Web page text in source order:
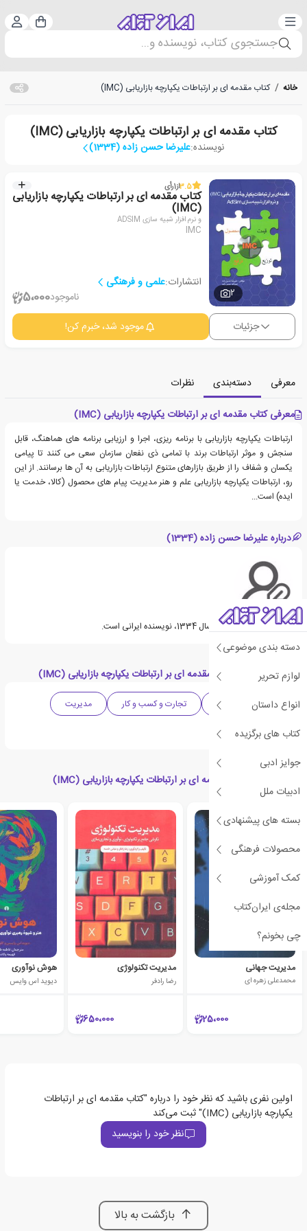
دسته‌بندی سبد
جستجوی کتاب، نویسنده و...
دسته بندی موضوعی
لوازم تحریر
انواع داستان
کتاب های برگزیده
جوایز ادبی
ادبیات ملل
بسته های پیشنهادی
محصولات فرهنگی
کمک آموزشی
مجله‌ی ایران‌کتاب
چی بخونم؟
خانه / کتاب مقدمه ای بر ارتباطات یکپارچه بازاریابی (IMC)
کتاب مقدمه ای بر ارتباطات یکپارچه بازاریابی (IMC)
نویسنده:علیرضا حسن زاده (1334)
2
3.5از1رأی
کتاب مقدمه ای بر ارتباطات یکپارچه بازاریابی
(IMC)
و نرم افزار شبیه سازی ADSIM
IMC
انتشارات:علمی و فرهنگی
ناموجود5،000
جزئیات موجود شد، خبرم کن!
معرفی دسته‌بندی
نظرات
معرفی کتاب مقدمه ای بر ارتباطات یکپارچه بازاریابی (IMC)
ارتباطات یکپارچه بازاریابی با برنامه ریزی، اجرا و ارزیابی برنامه های هماهنگ، قابل
سنجش و موثر ارتباطات برند با تمامی ذی نفعان سازمان سعی می کنند تا پیامی
یکسان و شفاف را از طریق بازارهای متنوع ارتباطات بازاریابی به آن ها برسانند. از این
رو، ارتباطات یکپارچه بازاریابی علم و هنر مدیریت پیام های محصول (کالا، خدمت یا
ایده) است...
درباره علیرضا حسن زاده (1334)
علیرضا حسن زاده متولد سال 1334، نویسنده ایرانی است.
دسته بندی های کتاب مقدمه ای بر ارتباطات یکپارچه بازاریابی (IMC)
ادبیات واقع گرایانه تجارت و کسب و کار
مدیریت
ادبیات ایران
کتاب های مرتبط با مقدمه ای بر ارتباطات یکپارچه بازاریابی (IMC)
مدیریت جهانی
محمدعلی زهره ای
25،000
مدیریت تکنولوژی
رضا رادفر
650،000
هوش نوآوری
دیوید اس وایس
اولین نفری باشید که نظر خود را درباره "کتاب مقدمه ای بر ارتباطات
یکپارچه بازاریابی (IMC)" ثبت می‌کند
نظر خود را بنویسید
بازگشت به بالا